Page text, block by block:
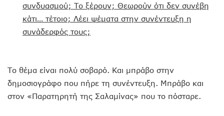
συνδυασμού; Το ξέρουν; Θεωρούν ότι δεν συνέβη
κάτι… τέτοιο; Λέει ψέματα στην συνέντευξη η
συνάδερφός τους;
Το θέμα είναι πολύ σοβαρό. Και μπράβο στην
δημοσιογράφο που πήρε τη συνέντευξη. Μπράβο και
στον «Παρατηρητή της Σαλαμίνας» που το πόσταρε.